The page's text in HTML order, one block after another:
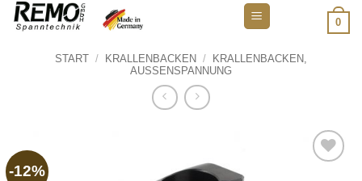
Zum
Inhalt
0
START / KRALLENBACKEN /
KRALLENBACKEN,
AUSSENSPANNUNG
-12%